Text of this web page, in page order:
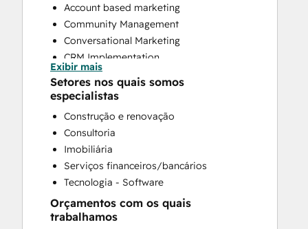
Account based marketing
Community Management
Conversational Marketing
CRM Implementation
CRM Migration
Custom API Integrations
Customer Marketing
Customer Success Training
Customer Support Training
Customer Survey and Analysis
Email Marketing
Full Inbound Marketing Services
Help Desk Implementation
Knowledge Base Development
Exibir mais
Setores nos quais somos
especialistas
Construção e renovação
Consultoria
Imobiliária
Serviços financeiros/bancários
Tecnologia - Software
Orçamentos com os quais
trabalhamos